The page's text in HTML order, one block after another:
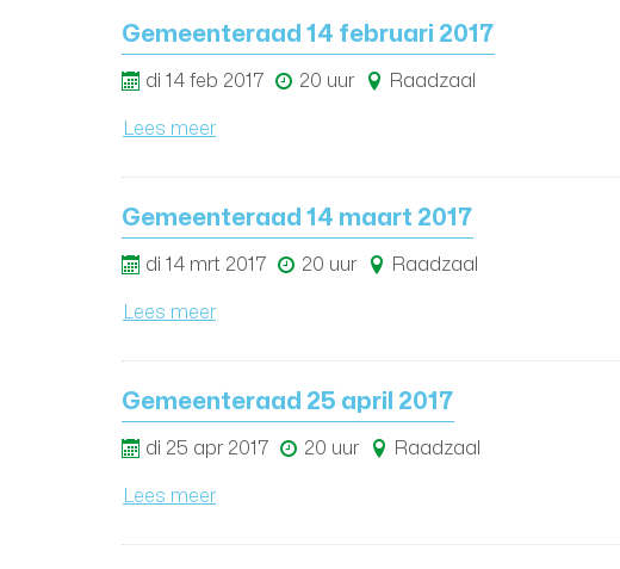
Gemeenteraad 14 februari 2017
di 14 feb 2017 20 uur Raadzaal
Lees meer
Gemeenteraad 14 maart 2017
di 14 mrt 2017 20 uur Raadzaal
Lees meer
Gemeenteraad 25 april 2017
di 25 apr 2017 20 uur Raadzaal
Lees meer